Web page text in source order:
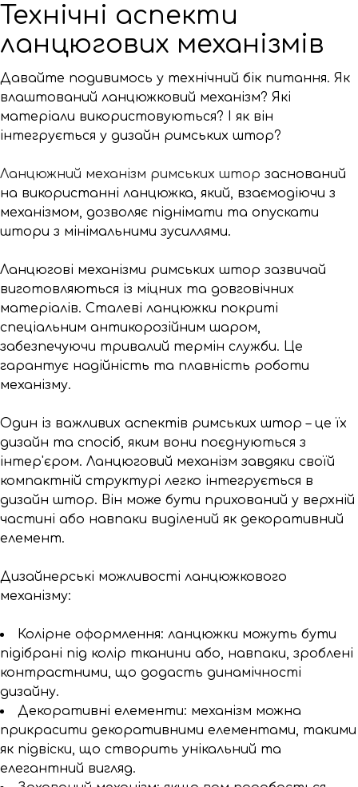
Технічні аспекти
ланцюгових механізмів
Давайте подивимось у технічний бік питання. Як
влаштований ланцюжковий механізм? Які
матеріали використовуються? І як він
інтегрується у дизайн римських штор?
Ланцюжний механізм римських штор заснований
на використанні ланцюжка, який, взаємодіючи з
механізмом, дозволяє піднімати та опускати
штори з мінімальними зусиллями.
Ланцюгові механізми римських штор зазвичай
виготовляються із міцних та довговічних
матеріалів. Сталеві ланцюжки покриті
спеціальним антикорозійним шаром,
забезпечуючи тривалий термін служби. Це
гарантує надійність та плавність роботи
механізму.
Один із важливих аспектів римських штор – це їх
дизайн та спосіб, яким вони поєднуються з
інтер'єром. Ланцюговий механізм завдяки своїй
компактній структурі легко інтегрується в
дизайн штор. Він може бути прихований у верхній
частині або навпаки виділений як декоративний
елемент.
Дизайнерські можливості ланцюжкового
механізму:
Колірне оформлення: ланцюжки можуть бути
підібрані під колір тканини або, навпаки, зроблені
контрастними, що додасть динамічності
дизайну.
Декоративні елементи: механізм можна
прикрасити декоративними елементами, такими
як підвіски, що створить унікальний та
елегантний вигляд.